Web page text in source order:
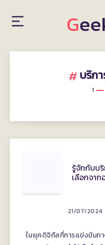
บริก
1
กับ
บริการ
รับ
รู้จักกับบริ
เลือกจาก
21/07/2024
ในยุคดิจิทัลที่การแข่งขันท